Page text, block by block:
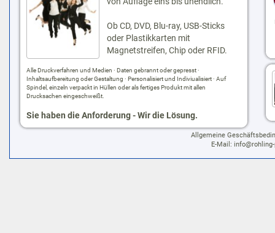
Ob CD, DVD, Blu-ray, USB-Sticks
oder Plastikkarten mit
Magnetstreifen, Chip oder RFID.
Alle Druckverfahren und Medien · Daten gebrannt oder gepresst ·
Inhaltsaufbereitung oder Gestaltung · Personalisiert und Indiviualisiert · Auf
Spindel, einzeln verpackt in Hüllen oder als fertiges Produkt mit allen
Drucksachen eingeschweißt.
Sie haben die Anforderung - Wir die Lösung.
Allgemeine
E-Mail: